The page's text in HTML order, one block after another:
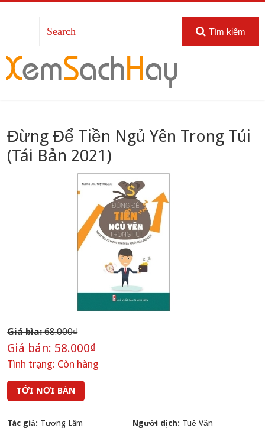
Tìm kiếm
Đừng Để Tiền Ngủ Yên Trong Túi
(Tái Bản 2021)
Giá bìa:68.000₫
Giá bán: 58.000₫
Tình trạng: Còn hàng
TỚI NƠI BÁN
Tác giả: Tương Lâm Người dịch: Tuệ Văn